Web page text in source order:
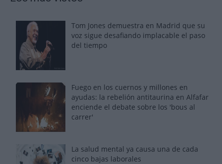
Tom Jones demuestra en Madrid que su
voz sigue desafiando implacable el paso
del tiempo
Fuego en los cuernos y millones en
ayudas: la rebelión antitaurina en Alfafar
enciende el debate sobre los 'bous al
carrer'
La salud mental ya causa una de cada
cinco bajas laborales